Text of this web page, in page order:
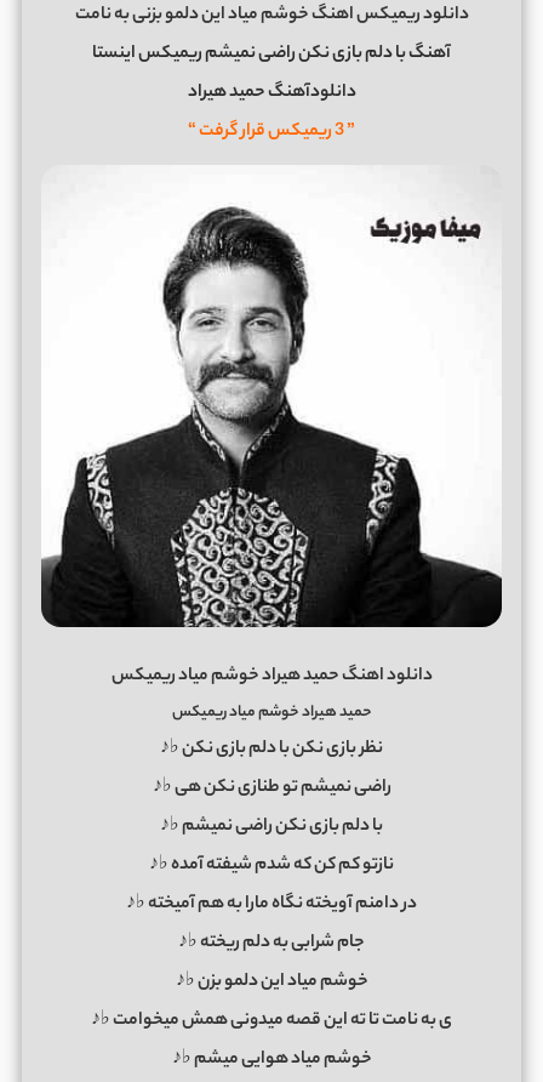
دانلود ریمیکس اهنگ خوشم میاد این دلمو بزنی به نامت
آهنگ با دلم بازی نکن راضی نمیشم ریمیکس اینستا
دانلودآهنگ حمید هیراد
” 3 ریمیکس قرار گرفت “
دانلود اهنگ حمید هیراد خوشم میاد ریمیکس
حمید هیراد خوشم میاد ریمیکس
نظر بازی نکن با دلم بازی نکن ♭♪
راضی نمیشم تو طنازی نکن هی ♭♪
با دلم بازی نکن راضی نمیشم ♭♪
نازتو کم کن که شدم شیفته آمده ♭♪
در دامنم آویخته نگاه مارا به هم آمیخته ♭♪
جام شرابی به دلم ریخته ♭♪
خوشم میاد این دلمو بزن ♭♪
ی به نامت تا ته این قصه میدونی همش میخوامت ♭♪
خوشم میاد هوایی میشم ♭♪